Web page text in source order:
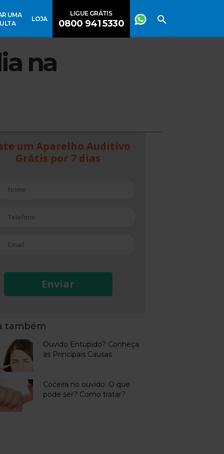
UMA
LOJA
LIGUE GRÁTIS
0800 941 5330
na
um Aparelho Auditivo
Grátis por 7 dias
Enviar
também
Ouvido Entupido? Conheça
as Principais Causas
Coceira no ouvido: O que
pode ser? Como tratar?